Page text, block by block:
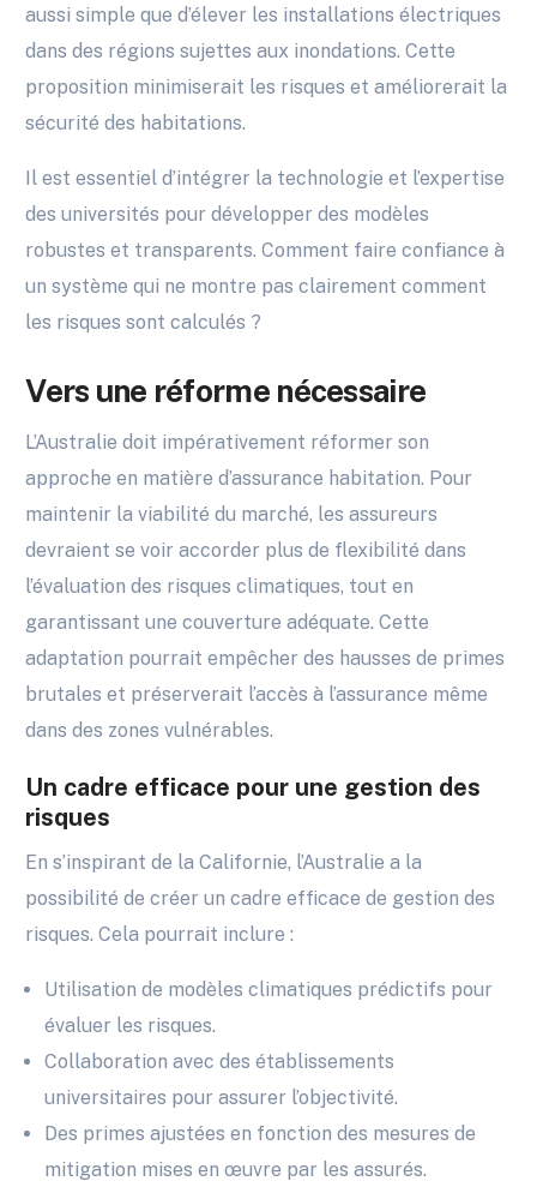
aussi simple que d’élever les installations électriques
dans des régions sujettes aux inondations. Cette
proposition minimiserait les risques et améliorerait la
sécurité des habitations.
Il est essentiel d’intégrer la technologie et l’expertise
des universités pour développer des modèles
robustes et transparents. Comment faire confiance à
un système qui ne montre pas clairement comment
les risques sont calculés ?
Vers une réforme nécessaire
L’Australie doit impérativement réformer son
approche en matière d’assurance habitation. Pour
maintenir la viabilité du marché, les assureurs
devraient se voir accorder plus de flexibilité dans
l’évaluation des risques climatiques, tout en
garantissant une couverture adéquate. Cette
adaptation pourrait empêcher des hausses de primes
brutales et préserverait l’accès à l’assurance même
dans des zones vulnérables.
Un cadre efficace pour une gestion des
risques
En s’inspirant de la Californie, l’Australie a la
possibilité de créer un cadre efficace de gestion des
risques. Cela pourrait inclure :
Utilisation de modèles climatiques prédictifs pour
évaluer les risques.
Collaboration avec des établissements
universitaires pour assurer l’objectivité.
Des primes ajustées en fonction des mesures de
mitigation mises en œuvre par les assurés.